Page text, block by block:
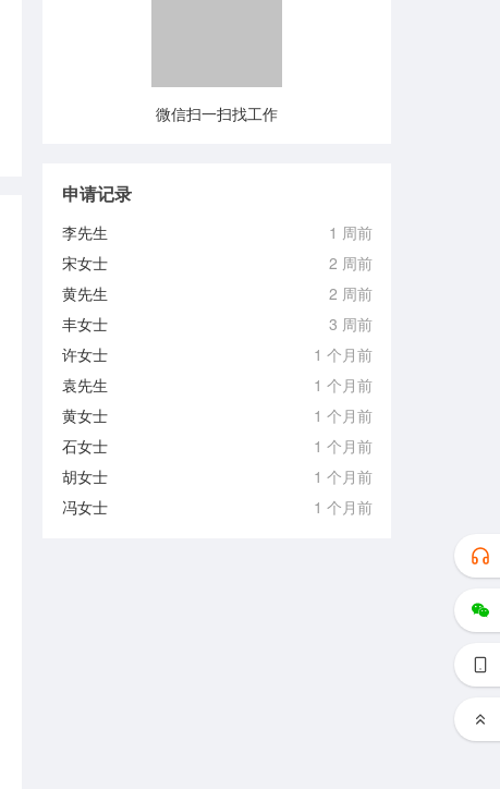
微信扫一扫找工作
申请记录
李先生
1 周前
宋女士
2 周前
黄先生
2 周前
丰女士
3 周前
许女士
1 个月前
袁先生
1 个月前
黄女士
1 个月前
石女士
1 个月前
胡女士
1 个月前
冯女士
1 个月前